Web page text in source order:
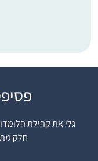
גלי את קהילת
חלק
עם הפרסומים על
המחזור, הסביבה
את זה כמשהו מתמיד
ומשמעותי ובהערכה,
עדי דיאמנט